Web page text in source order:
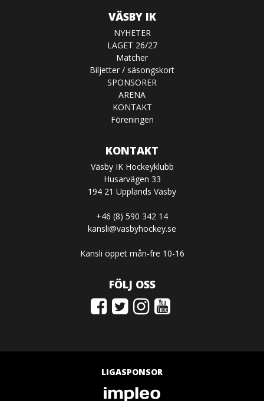
VÄSBY IK
NYHETER
LAGET 26/27
Matcher
Biljetter / säsongskort
SPONSORER
ARENA
KONTAKT
Föreningen
KONTAKT
Väsby IK Hockeyklubb
Husarvägen 33
194 21 Upplands Väsby
+46 (8) 590 342 14
kansli@vasbyhockey.se
Kansli öppet mån-fre 10-16
FÖLJ OSS
LIGASPONSOR